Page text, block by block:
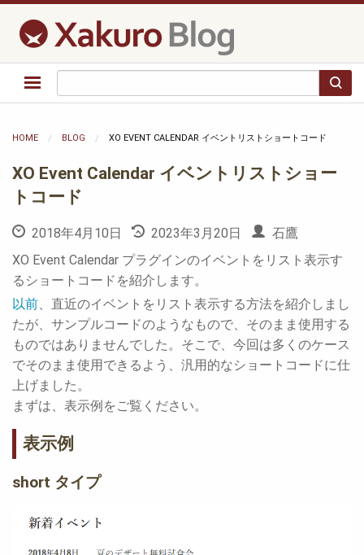
HOME BLOG XO EVENT CALENDAR イベントリストショートコード
XO Event Calendar イベントリストショー
トコード
2018年4月10日 2023年3月20日
石鷹
XO Event Calendar プラグインのイベントをリスト表示す
るショートコードを紹介します。
以前、直近のイベントをリスト表示する方法を紹介しまし
たが、サンプルコードのようなもので、そのまま使用する
ものではありませんでした。そこで、今回は多くのケース
でそのまま使用できるよう、汎用的なショートコードに仕
上げました。
まずは、表示例をご覧ください。
表示例
short タイプ